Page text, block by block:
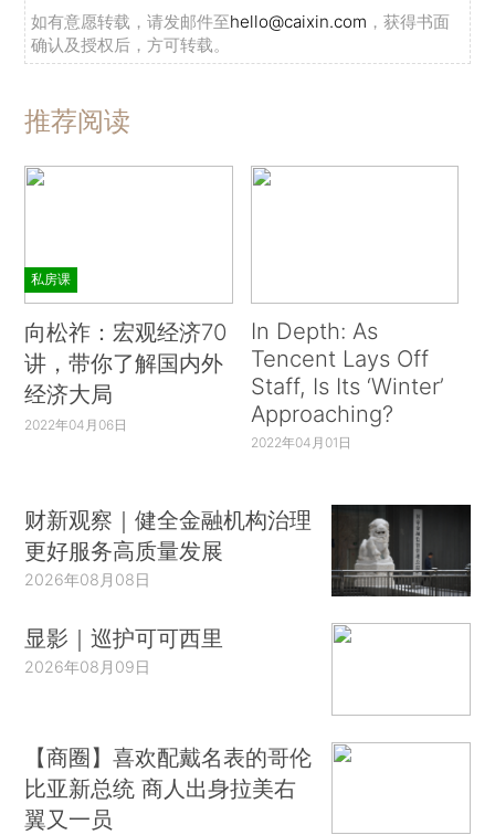
如有意愿转载，请发邮件至hello@caixin.com ，获得书面
确认及授权后，方可转载。
推荐阅读
私房课
向松祚：宏观经济70
讲，带你了解国内外
经济大局
2022年04月06日
In Depth: As
Tencent Lays Off
Staff, Is Its ‘Winter’
Approaching?
2022年04月01日
财新观察｜健全金融机构治理
更好服务高质量发展
2026年08月08日
显影｜巡护可可西里
2026年08月09日
【商圈】喜欢配戴名表的哥伦
比亚新总统 商人出身拉美右
翼又一员